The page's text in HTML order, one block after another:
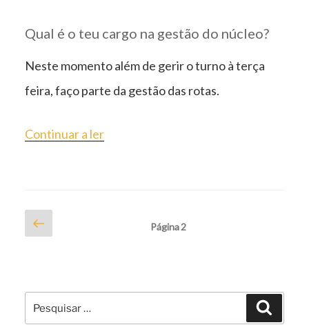
Qual é o teu cargo na gestão do núcleo?
Neste momento além de gerir o turno à terça
feira, faço parte da gestão das rotas.
Continuar a ler“ENTREVISTA
Paginação
dos
Página
anterior
Página2
Pesquisar
por: